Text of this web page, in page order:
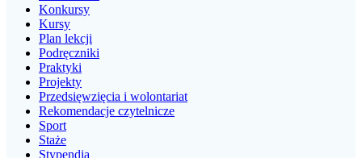
Konkursy
Kursy
Plan lekcji
Podręczniki
Praktyki
Projekty
Przedsięwzięcia i wolontariat
Rekomendacje czytelnicze
Sport
Staże
Stypendia